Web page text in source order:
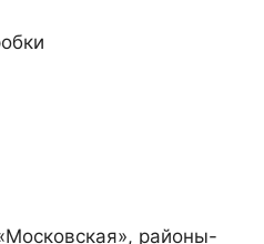
районы-